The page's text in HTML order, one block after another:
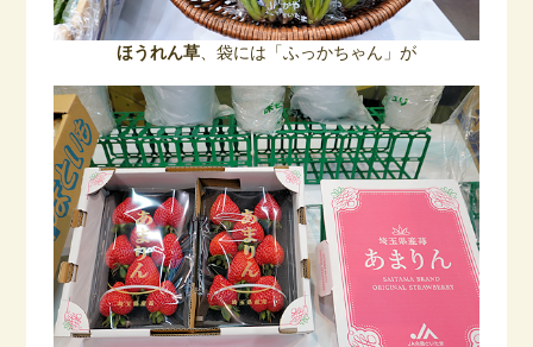
ほうれん草、袋には「ふっかちゃん」が